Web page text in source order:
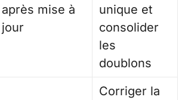
après mise à
jour
unique et
consolider
les
doublons
Corriger la